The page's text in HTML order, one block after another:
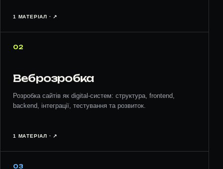
1 МАТЕРІАЛ · ↗︎
02
Веброзробка
Розробка сайтів як digital-систем: структура, frontend,
backend, інтеграції, тестування та розвиток.
1 МАТЕРІАЛ · ↗︎
03